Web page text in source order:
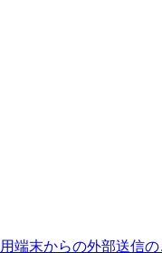
端末からの外部送信の